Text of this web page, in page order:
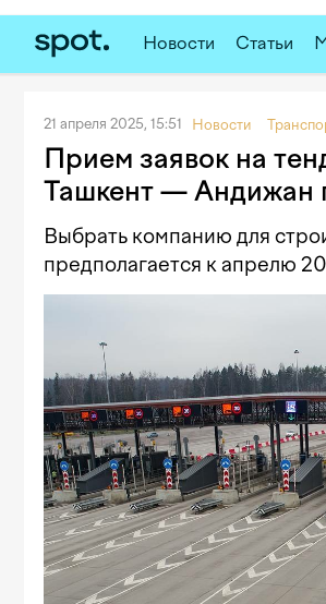
Новости Статьи
21 апреля 2025, 15:51 Новости
Прием заявок на
Ташкент — Андижан
Выбрать компанию для
предполагается к апрелю